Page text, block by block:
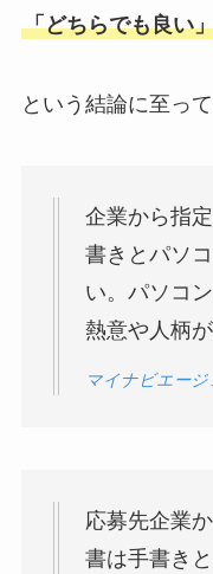
「どちらでも良い
という結論に至って
企業から指
書きとパソ
い。パソコ
熱意や人柄
マイナビエージ
応募先企業
書は手書き